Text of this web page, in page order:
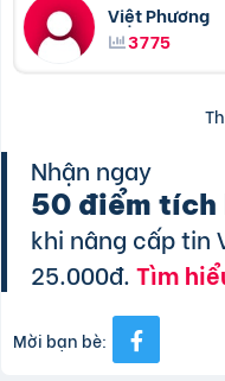
Việt Phương
3775
Nhận ngay
50 điểm tích
khi nâng cấp tin
25.000đ.Tìm
Mời bạn bè: